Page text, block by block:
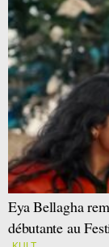
Eya Bellagha
débutante au